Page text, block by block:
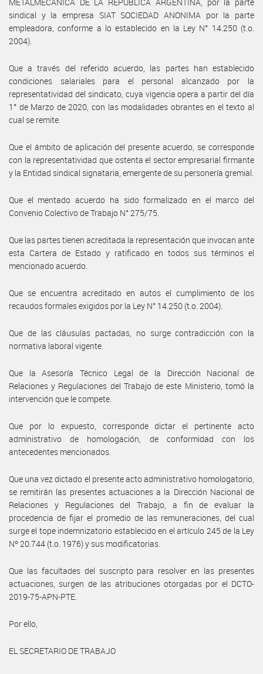
sindical y la empresa SIAT SOCIEDAD ANONIMA por la parte
empleadora, conforme a lo establecido en la Ley N° 14.250 (t.o.
2004).
Que a través del referido acuerdo, las partes han establecido
condiciones salariales para el personal alcanzado por la
representatividad del sindicato, cuya vigencia opera a partir del día
1° de Marzo de 2020, con las modalidades obrantes en el texto al
cual se remite.
Que el ámbito de aplicación del presente acuerdo, se corresponde
con la representatividad que ostenta el sector empresarial firmante
y la Entidad sindical signataria, emergente de su personería gremial.
Que el mentado acuerdo ha sido formalizado en el marco del
Convenio Colectivo de Trabajo N° 275/75.
Que las partes tienen acreditada la representación que invocan ante
esta Cartera de Estado y ratificado en todos sus términos el
mencionado acuerdo.
Que se encuentra acreditado en autos el cumplimiento de los
recaudos formales exigidos por la Ley N° 14.250 (t.o. 2004).
Que de las cláusulas pactadas, no surge contradicción con la
normativa laboral vigente.
Que la Asesoría Técnico Legal de la Dirección Nacional de
Relaciones y Regulaciones del Trabajo de este Ministerio, tomó la
intervención que le compete.
Que por lo expuesto, corresponde dictar el pertinente acto
administrativo de homologación, de conformidad con los
antecedentes mencionados.
Que una vez dictado el presente acto administrativo homologatorio,
se remitirán las presentes actuaciones a la Dirección Nacional de
Relaciones y Regulaciones del Trabajo, a fin de evaluar la
procedencia de fijar el promedio de las remuneraciones, del cual
surge el tope indemnizatorio establecido en el artículo 245 de la Ley
Nº 20.744 (t.o. 1976) y sus modificatorias.
Que las facultades del suscripto para resolver en las presentes
actuaciones, surgen de las atribuciones otorgadas por el DCTO-
2019-75-APN-PTE.
Por ello,
EL SECRETARIO DE TRABAJO